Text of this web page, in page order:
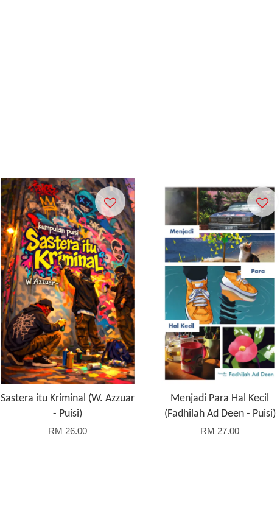
Sastera itu Kriminal (W. Azzuar
- Puisi)
RM 26.00
Menjadi Para Hal Kecil
(Fadhilah Ad Deen - Puisi)
RM 27.00